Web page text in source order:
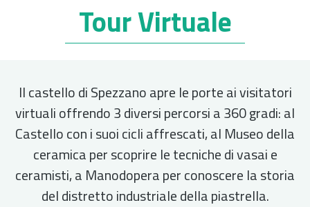
Tour Virtuale
Il castello di Spezzano apre le porte ai visitatori
virtuali offrendo 3 diversi percorsi a 360 gradi: al
Castello con i suoi cicli affrescati, al Museo della
ceramica per scoprire le tecniche di vasai e
ceramisti, a Manodopera per conoscere la storia
del distretto industriale della piastrella.